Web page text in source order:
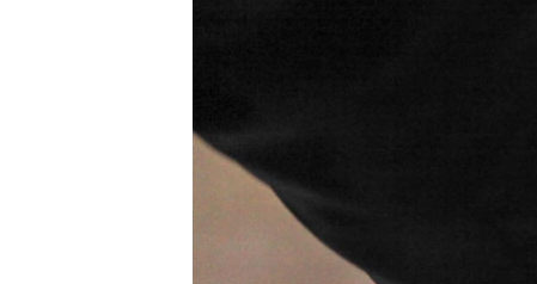
УКРАИНСКАЯ ПРОБЛЕМА КРЫМА